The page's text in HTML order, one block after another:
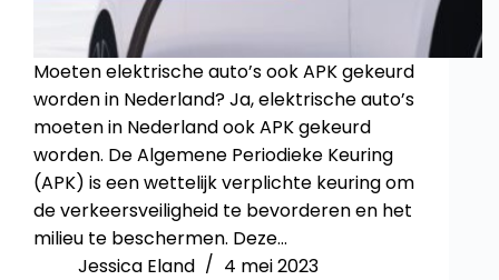
Moeten elektrische auto’s ook APK gekeurd
worden in Nederland? Ja, elektrische auto’s
moeten in Nederland ook APK gekeurd
worden. De Algemene Periodieke Keuring
(APK) is een wettelijk verplichte keuring om
de verkeersveiligheid te bevorderen en het
milieu te beschermen. Deze…
Jessica Eland
4 mei 2023